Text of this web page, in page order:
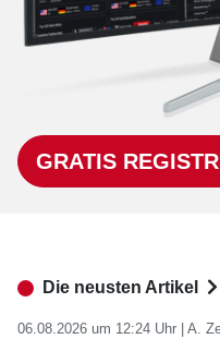
GRATIS
Die neusten Artikel
06.08.2026 um 12:24 Uhr | A.